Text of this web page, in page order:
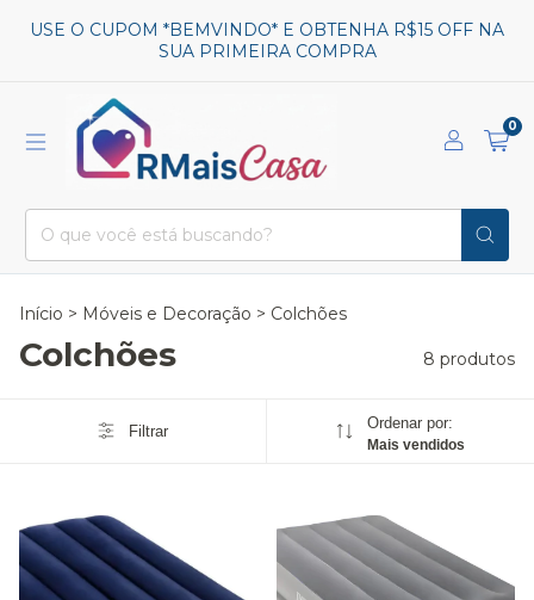
USE O CUPOM *BEMVINDO* E OBTENHA R$15 OFF NA
SUA PRIMEIRA COMPRA
0
Início > Móveis e Decoração > Colchões
Colchões 8 produtos
Filtrar Ordenar por:
Mais vendidos